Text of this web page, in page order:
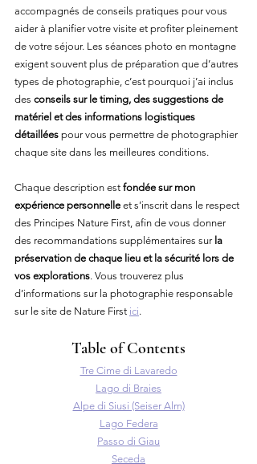
accompagnés de conseils pratiques pour vous
aider à planifier votre visite et profiter pleinement
de votre séjour. Les séances photo en montagne
exigent souvent plus de préparation que d’autres
types de photographie, c’est pourquoi j’ai inclus
des conseils sur le timing, des suggestions de
matériel et des informations logistiques
détaillées pour vous permettre de photographier
chaque site dans les meilleures conditions.
Chaque description est fondée sur mon
expérience personnelle et s’inscrit dans le respect
des Principes Nature First, afin de vous donner
des recommandations supplémentaires sur la
préservation de chaque lieu et la sécurité lors de
vos explorations. Vous trouverez plus
d’informations sur la photographie responsable
sur le site de Nature First ici.
Table of Contents
Tre Cime di Lavaredo
Lago di Braies
Alpe di Siusi (Seiser Alm)
Lago Federa
Passo di Giau
Seceda